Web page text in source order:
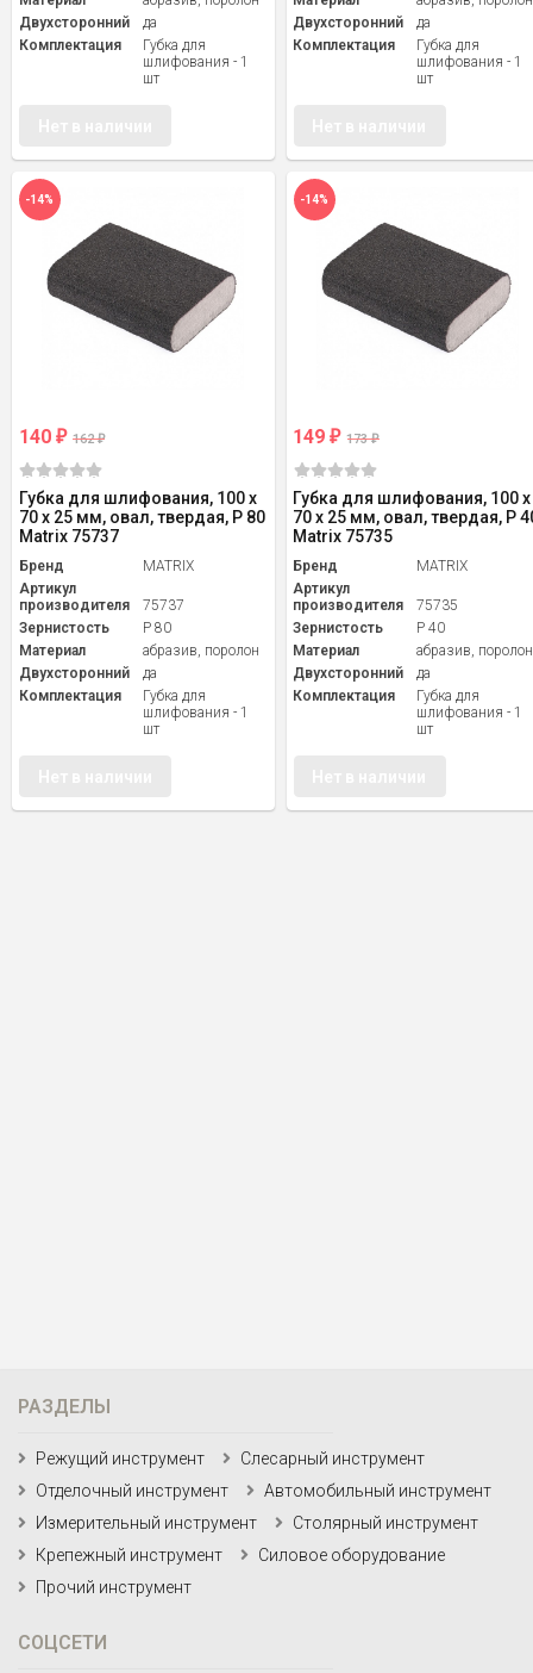
Двухсторонний
да
Комплектация
Губка для
шлифования - 1
шт
Двухсторонний
да
Комплектация
Губка для
шлифования - 1
шт
-14%
140 ₽ 162₽
Губка для шлифования, 100 х
70 х 25 мм, овал, твердая, P 80
Matrix 75737
Бренд
MATRIX
Артикул
производителя
75737
Зернистость
P 80
Материал
абразив, поролон
Двухсторонний
да
Комплектация
Губка для
шлифования - 1
шт
-14%
149₽ 173₽
Губка для шлифования, 100 х
70 х 25 мм, овал, твердая, P
Matrix 75735
Бренд
MATRIX
Артикул
производителя
75735
Зернистость
P 40
Материал
абразив, поролон
Двухсторонний
да
Комплектация
Губка для
шлифования - 1
шт
РАЗДЕЛЫ
Режущий инструмент
Слесарный инструмент
Отделочный инструмент
Автомобильный инструмент
Измерительный инструмент
Столярный инструмент
Крепежный инструмент
Силовое оборудование
Прочий инструмент
СОЦСЕТИ